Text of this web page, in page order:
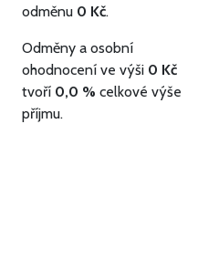
odměnu 0 Kč.
Odměny a osobní
ohodnocení ve výši 0 Kč
tvoří 0,0 % celkové výše
příjmu.